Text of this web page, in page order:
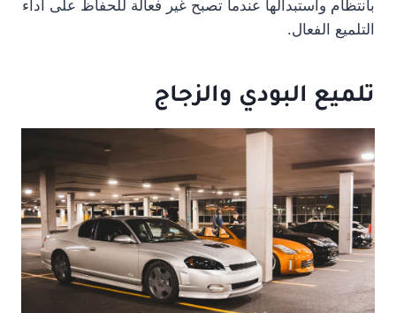
بانتظام واستبدالها عندما تصبح غير فعالة للحفاظ على أداء
التلميع الفعال.
تلميع البودي والزجاج